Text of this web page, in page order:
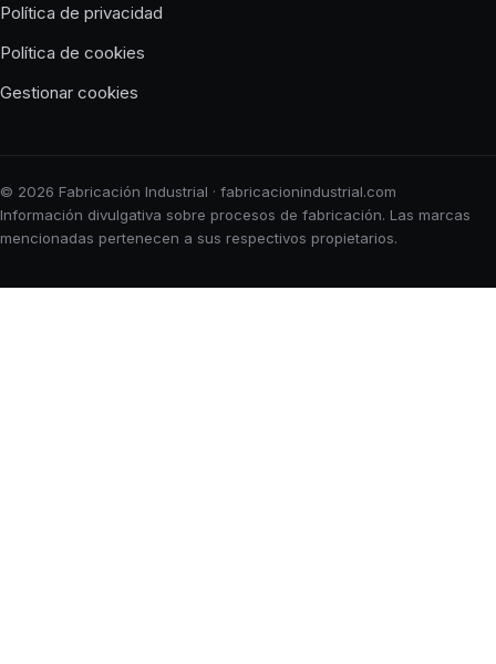
Política de privacidad
Política de cookies
Gestionar cookies
© 2026 Fabricación Industrial · fabricacionindustrial.com
Información divulgativa sobre procesos de fabricación. Las marcas
mencionadas pertenecen a sus respectivos propietarios.